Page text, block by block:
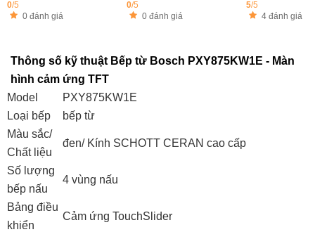
0/5
0 đánh giá
0/5
0 đánh giá
5/5
4 đánh giá
Thông số kỹ thuật Bếp từ Bosch PXY875KW1E - Màn
hình cảm ứng TFT
Model
PXY875KW1E
Loại bếp
bếp từ
Màu sắc/
Chất liệu
đen/ Kính SCHOTT CERAN cao cấp
Số lượng
bếp nấu
4 vùng nấu
Bảng điều
khiển
Cảm ứng TouchSlider